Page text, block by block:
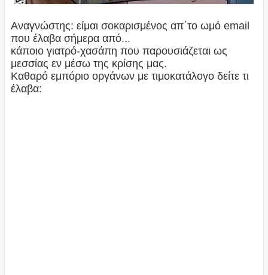
Αναγνώστης: είμαι σοκαρισμένος απ΄το ωμό email
που έλαβα σήμερα από...
κάποιο γιατρό-χασάπη που παρουσιάζεται ως
μεσσίας εν μέσω της κρίσης μας.
Καθαρό εμπόριο οργάνων με τιμοκατάλογο δείτε τι
έλαβα: